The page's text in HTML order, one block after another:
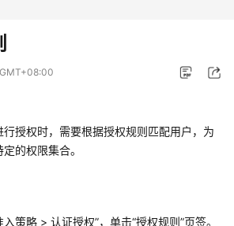
授权时，需要根据授权规则匹配用户，为
的权限集合。
策略 > 认证授权”，单击“授权规则”页签。